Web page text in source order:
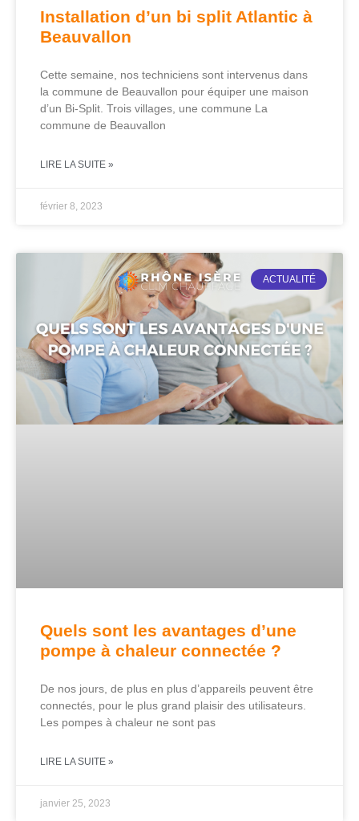
Installation d’un bi split Atlantic à
Beauvallon
Cette semaine, nos techniciens sont intervenus dans
la commune de Beauvallon pour équiper une maison
d’un Bi-Split. Trois villages, une commune La
commune de Beauvallon
LIRE LA SUITE »
février 8, 2023
ACTUALITÉ
Quels sont les avantages d’une
pompe à chaleur connectée ?
De nos jours, de plus en plus d’appareils peuvent être
connectés, pour le plus grand plaisir des utilisateurs.
Les pompes à chaleur ne sont pas
LIRE LA SUITE »
janvier 25, 2023